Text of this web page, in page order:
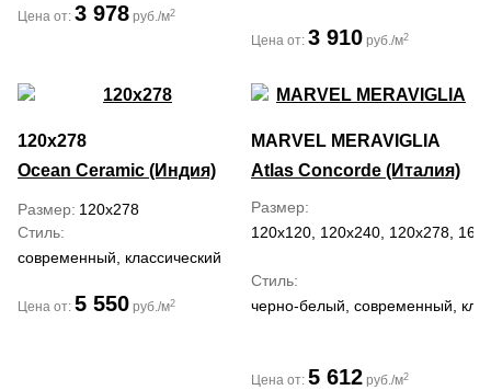
Цена от: 3 978 руб./м2
Цена от: 3 910 руб./м2
120x278
Ocean Ceramic (Индия)
Размер 120x278
Стиль
современный, классический
Цена от: 5 550 руб./м2
MARVEL MERAVIGLIA
Atlas Concorde (Италия)
Размер
120x120, 120x240, 120x278,
Стиль
черно-белый, современный,
Цена от: 5 612 руб./м2